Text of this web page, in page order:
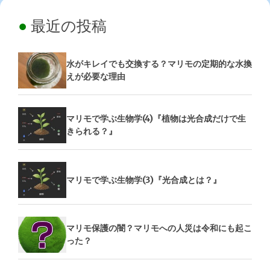
最近の投稿
水がキレイでも交換する？マリモの定期的な水換
えが必要な理由
マリモで学ぶ生物学(4)『植物は光合成だけで生
きられる？』
マリモで学ぶ生物学(3)『光合成とは？』
マリモ保護の闇？マリモへの人災は令和にも起こ
った？